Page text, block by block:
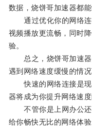
数据，烧饼哥加速器都
通过优化你的网络连
视频播放更流畅，同时
验。
总之，烧饼哥加速器
遇到网络速度缓慢的情
快速的网络连接是现
器将成为你提升网络速度
不管你是上网办公还
给你畅快无比的网络体验